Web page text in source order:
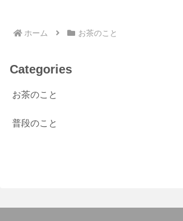
ホーム お茶のこと
Categories
お茶のこと
普段のこと